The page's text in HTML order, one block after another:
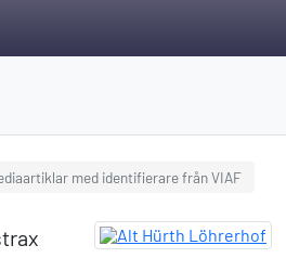
med identifierare från VIAF